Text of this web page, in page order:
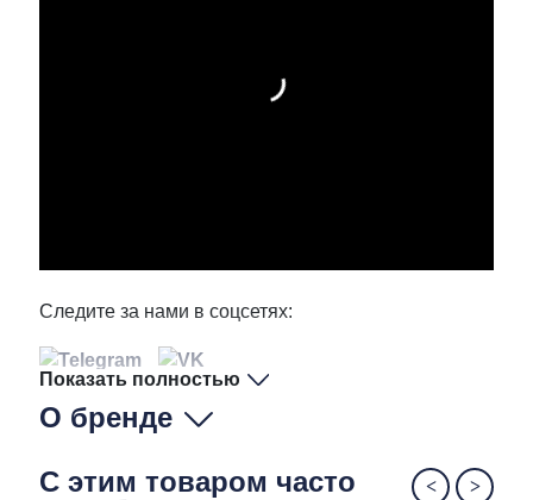
Следите за нами в соцсетях:
Показать полностью
О бренде
С этим товаром часто